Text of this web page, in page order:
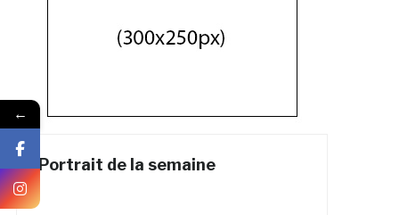
Portrait de la semaine
←